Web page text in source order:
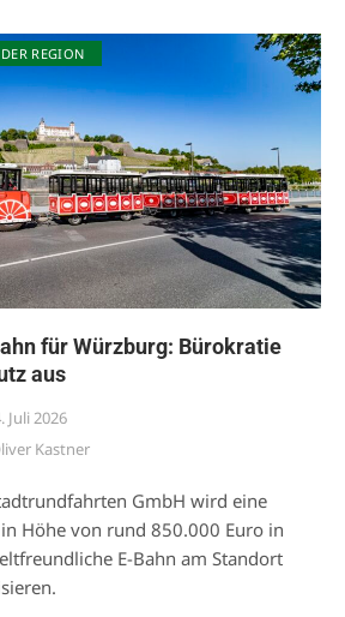
REGION
für Würzburg: Bürokratie
aus
Juli 2026
Kastner
GmbH wird eine
Höhe von rund 850.000 Euro in
E-Bahn am Standort